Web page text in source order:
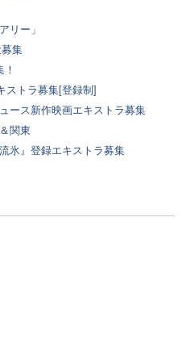
リー」
集
ストラ募集[登録制]
ース新作映画エキストラ募集
関東
氷』登録エキストラ募集